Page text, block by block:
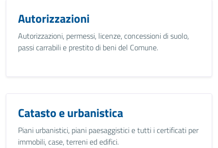
Autorizzazioni
Autorizzazioni, permessi, licenze, concessioni di suolo,
passi carrabili e prestito di beni del Comune.
Catasto e urbanistica
Piani urbanistici, piani paesaggistici e tutti i certificati per
immobili, case, terreni ed edifici.